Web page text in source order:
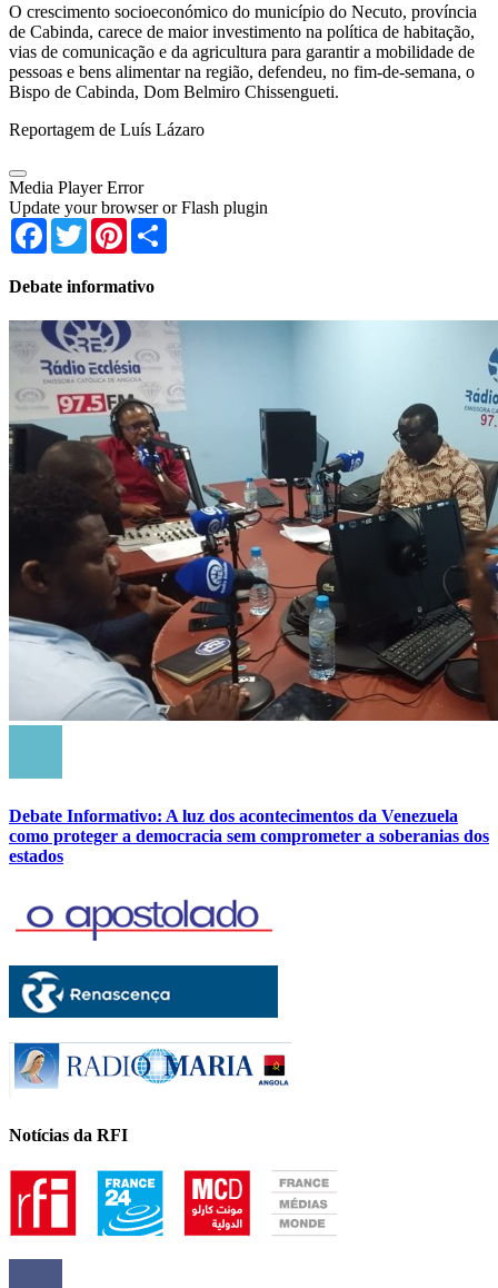
O crescimento socioeconómico do município do Necuto, província
de Cabinda, carece de maior investimento na política de habitação,
vias de comunicação e da agricultura para garantir a mobilidade de
pessoas e bens alimentar na região, defendeu, no fim-de-semana, o
Bispo de Cabinda, Dom Belmiro Chissengueti.
Reportagem de Luís Lázaro
Media Player Error
Update your browser or Flash plugin
Facebook
TwitterPinterest
Debate informativo
Debate Informativo: A luz dos acontecimentos da Venezuela
como proteger a democracia sem comprometer a soberanias dos
estados
Notícias da RFI